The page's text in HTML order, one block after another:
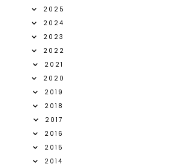
2025
2024
2023
2022
2021
2020
2019
2018
2017
2016
2015
2014